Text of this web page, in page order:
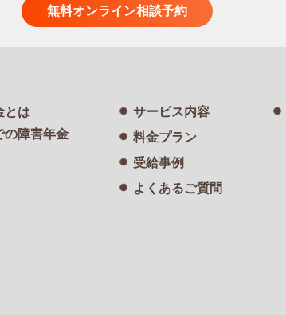
無料オンライン相談予約
とは
の障害年金
サービス内容
料金プラン
受給事例
よくあるご質問